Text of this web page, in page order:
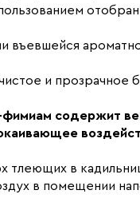
въевшейся
и прозрачное
содержит
в
в помещении